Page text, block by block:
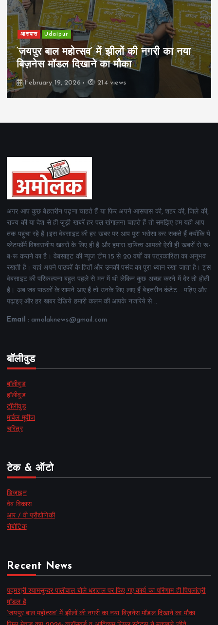
आसपास Udaipur
‘जयपुर बाल महोत्सव’ में झीलों की नगरी का नया
बिज़नेस मॉडल दिखाने का मौका
February 19, 2026 214 views
अगर आप कुछ बेहतरीन पढ़ना चाहते हैं या फिर अपने आसपास की, शहर की, जिले की,
राज्य की या देश से ही जुड़ी खबरें हर पल खंगालना चाहते हैं तो समझिए हम यही आप
तक पहुंचा रहे हैं।इस वेबसाइट की हर खबर पर आप पूरा भरोसा कर सकते हैं क्योंकि ये
प्लेटफॉर्म विश्वसनीय खबरों के लिए ही है और हमारा दायित्व आपको ऐसी ही खबरों से रू-
ब-रू कराने का है। वेबसाइट की न्यूज टीम 15 से 20 वर्षों का पत्रकारिता का अनुभव
रखती है। यहां अपने पाठकों के हितों और उनकी पसंद का पूरा ध्यान रखा जाता है। इस
वेबसाइट की परिकल्पना बहुत पहले से मन में थी लेकिन कुछ अच्छा करने में देर तो होती
है। अब जब पाठकों के सामने आए हैं तो उनके लिए लाए हैं बेहतरीन कंटेंट .. पढ़िए और
पढ़ाइए और हर खबर देखिये हमारी कलम की आपके नजरिये से ..
Email : amolaknews@gmail.com
बॉलीवुड
बॉलीवुड
हॉलीवुड
टॉलीवुड
मार्वल मूवीज
चरित्र
टेक & ऑटो
डिज़ाइन
वेब विकास
आर / वी प्रौद्योगिकी
रोबोटिक
Recent News
पद्मश्री श्यामसुन्दर पालीवाल बोले धरातल पर किए गए कार्य का परिणाम ही पिपलांत्री
मॉडल है
‘जयपुर बाल महोत्सव’ में झीलों की नगरी का नया बिज़नेस मॉडल दिखाने का मौका